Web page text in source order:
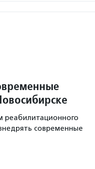
реабилитационного
современные